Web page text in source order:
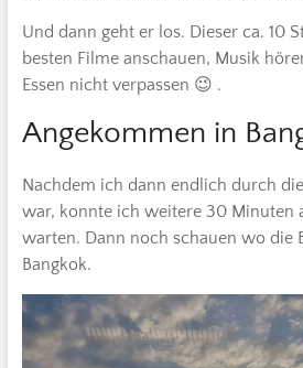
Und dann geht er los. Dieser ca. 10
besten Filme anschauen, Musik
Essen nicht verpassen 😉 .
Angekommen in
Nachdem ich dann endlich durch
war, konnte ich weitere 30 Minuten
warten. Dann noch schauen wo die
Bangkok.